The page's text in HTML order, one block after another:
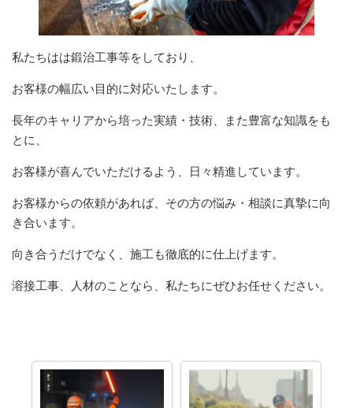
私たちはは鍛治工事等をしており、
お客様の幅広い目的に対応いたします。
長年のキャリアから培った実績・技術、また豊富な知識をも
とに、
お客様が喜んでいただけるよう、日々精進しています。
お客様からの依頼があれば、その方の悩み・相談に真摯に向
き合います。
向き合うだけでなく、施工も徹底的に仕上げます。
溶接工事、人材のことなら、私たちにぜひお任せください。